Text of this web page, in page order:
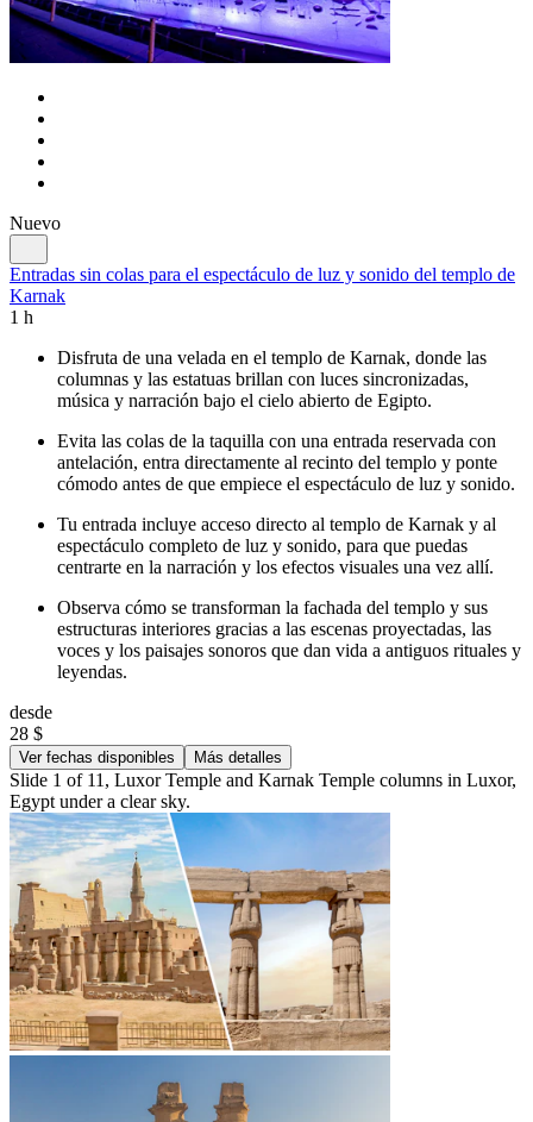
Nuevo
Entradas sin colas para el espectáculo de luz y sonido del templo de
Karnak
1 h
Disfruta de una velada en el templo de Karnak, donde las
columnas y las estatuas brillan con luces sincronizadas,
música y narración bajo el cielo abierto de Egipto.
Evita las colas de la taquilla con una entrada reservada con
antelación, entra directamente al recinto del templo y ponte
cómodo antes de que empiece el espectáculo de luz y sonido.
Tu entrada incluye acceso directo al templo de Karnak y al
espectáculo completo de luz y sonido, para que puedas
centrarte en la narración y los efectos visuales una vez allí.
Observa cómo se transforman la fachada del templo y sus
estructuras interiores gracias a las escenas proyectadas, las
voces y los paisajes sonoros que dan vida a antiguos rituales y
leyendas.
desde
28 $
Ver fechas disponibles Más detalles
Slide 1 of 11, Luxor Temple and Karnak Temple columns in Luxor,
Egypt under a clear sky.